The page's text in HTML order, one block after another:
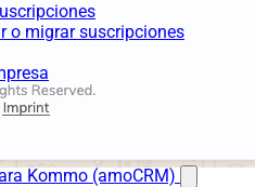
o migrar suscripciones
Kommo (amoCRM)